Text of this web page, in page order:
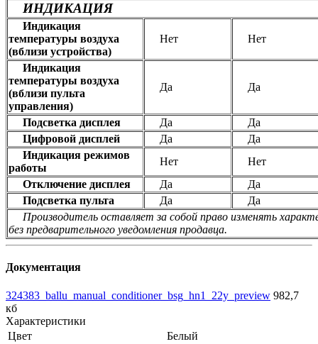
ИНДИКАЦИЯ
Индикация
температуры воздуха
(вблизи устройства)
Нет Нет
Индикация
температуры воздуха
(вблизи пульта
управления)
Да Да
Подсветка дисплея Да
Да
Цифровой дисплей
Да
Да
Индикация режимов
работы
Нет
Нет
Отключение дисплея
Да
Да
Подсветка пульта
Да
Да
Производитель оставляет за собой право изменять
без предварительного уведомления продавца.
Документация
324383_ballu_manual_conditioner_bsg_hn1_22y_preview 982,7
кб
Характеристики
Цвет
Белый